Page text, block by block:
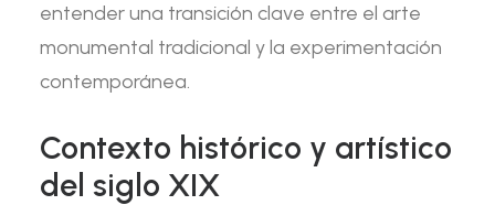
entender una transición clave entre el arte
monumental tradicional y la experimentación
contemporánea.
Contexto histórico y artístico
del siglo XIX